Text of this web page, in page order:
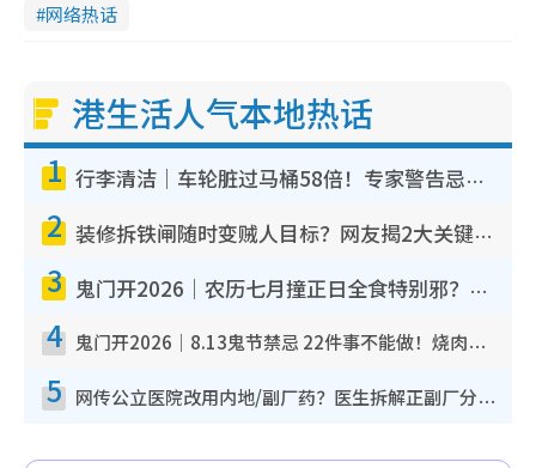
网络热话
港生活人气本地热话
1 行李清洁｜车轮脏过马桶58倍！专家警告忌用酒精擦 教1招免脏手除菌
2 装修拆铁闸随时变贼人目标？网友揭2大关键用途：装新款等于白装？附新旧铁闸分别
3 鬼门开2026｜农历七月撞正日全食特别邪？专家警告切忌做一事！揭4大禁忌+2招保平安
4 鬼门开2026｜8.13鬼节禁忌 22件事不能做！烧肉、刺身要少食？半夜勿吹口哨/打给个电话
5 网传公立医院改用内地/副厂药？医生拆解正副厂分别，揭4类人换药随时出事